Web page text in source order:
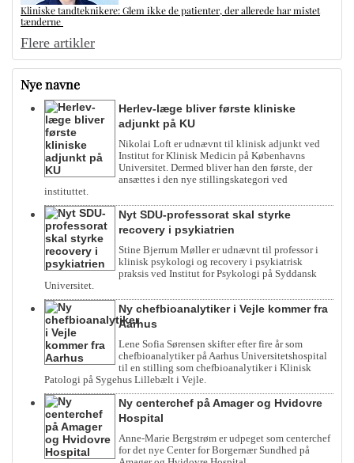
Kliniske tandteknikere: Glem ikke de patienter, der allerede har mistet
tænderne
Flere artikler
Nye navne
Herlev-læge bliver første kliniske
adjunkt på KU
Nikolai Loft er udnævnt til klinisk adjunkt ved
Institut for Klinisk Medicin på Københavns
Universitet. Dermed bliver han den første, der
ansættes i den nye stillingskategori ved
instituttet.
Nyt SDU-professorat skal styrke
recovery i psykiatrien
Stine Bjerrum Møller er udnævnt til professor i
klinisk psykologi og recovery i psykiatrisk
praksis ved Institut for Psykologi på Syddansk
Universitet.
Ny chefbioanalytiker i Vejle kommer fra
Aarhus
Lene Sofia Sørensen skifter efter fire år som
chefbioanalytiker på Aarhus Universitetshospital
til en stilling som chefbioanalytiker i Klinisk
Patologi på Sygehus Lillebælt i Vejle.
Ny centerchef på Amager og Hvidovre
Hospital
Anne-Marie Bergstrøm er udpeget som centerchef
for det nye Center for Borgernær Sundhed på